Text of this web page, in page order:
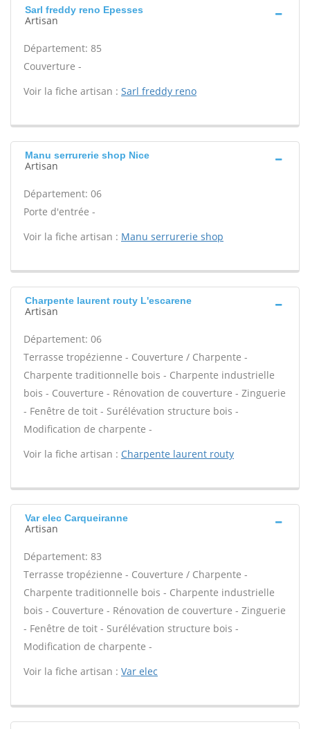
Sarl freddy reno Epesses
Artisan
Département: 85
Couverture -
Voir la fiche artisan : Sarl freddy reno
Manu serrurerie shop Nice
Artisan
Département: 06
Porte d'entrée -
Voir la fiche artisan : Manu serrurerie shop
Charpente laurent routy L'escarene
Artisan
Département: 06
Terrasse tropézienne - Couverture / Charpente -
Charpente traditionnelle bois - Charpente industrielle
bois - Couverture - Rénovation de couverture - Zinguerie
- Fenêtre de toit - Surélévation structure bois -
Modification de charpente -
Voir la fiche artisan : Charpente laurent routy
Var elec Carqueiranne
Artisan
Département: 83
Terrasse tropézienne - Couverture / Charpente -
Charpente traditionnelle bois - Charpente industrielle
bois - Couverture - Rénovation de couverture - Zinguerie
- Fenêtre de toit - Surélévation structure bois -
Modification de charpente -
Voir la fiche artisan : Var elec